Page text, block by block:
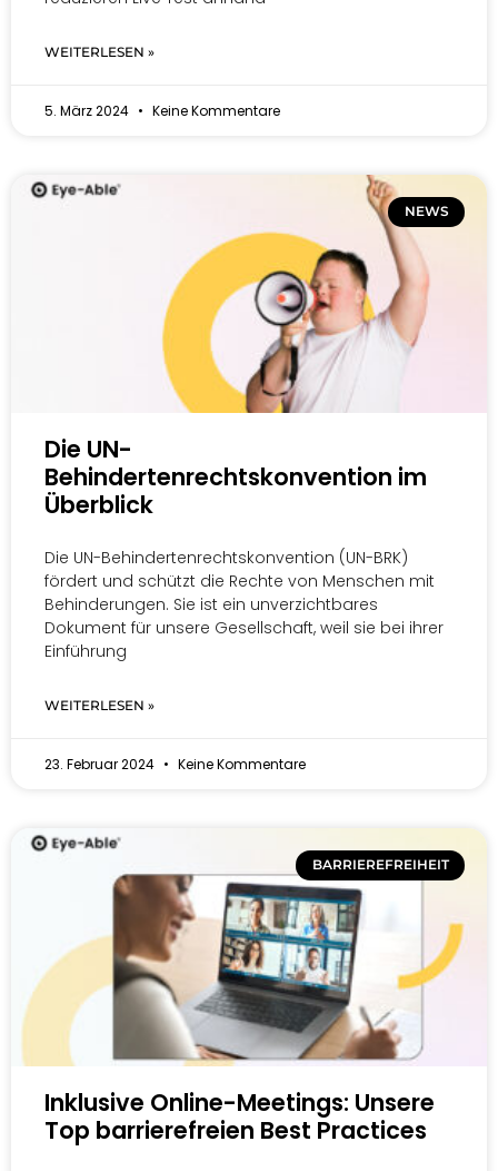
WEITERLESEN »
5. März 2024 Keine Kommentare
NEWS
Die UN-
Behindertenrechtskonvention im
Überblick
Die UN-Behindertenrechtskonvention (UN-BRK)
fördert und schützt die Rechte von Menschen mit
Behinderungen. Sie ist ein unverzichtbares
Dokument für unsere Gesellschaft, weil sie bei ihrer
Einführung
WEITERLESEN »
23. Februar 2024 Keine Kommentare
BARRIEREFREIHEIT
Inklusive Online-Meetings: Unsere
Top barrierefreien Best Practices